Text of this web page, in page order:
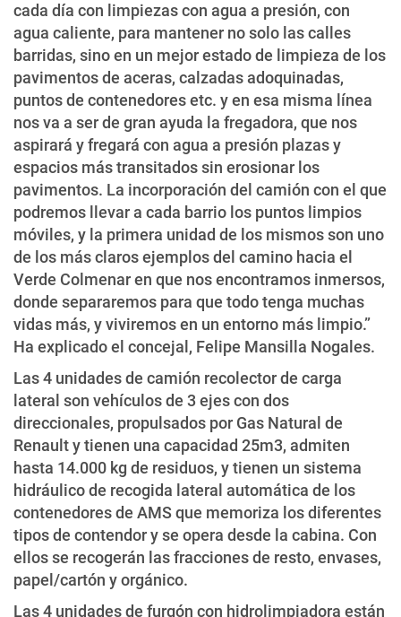
cada día con limpiezas con agua a presión, con
agua caliente, para mantener no solo las calles
barridas, sino en un mejor estado de limpieza de los
pavimentos de aceras, calzadas adoquinadas,
puntos de contenedores etc. y en esa misma línea
nos va a ser de gran ayuda la fregadora, que nos
aspirará y fregará con agua a presión plazas y
espacios más transitados sin erosionar los
pavimentos. La incorporación del camión con el que
podremos llevar a cada barrio los puntos limpios
móviles, y la primera unidad de los mismos son uno
de los más claros ejemplos del camino hacia el
Verde Colmenar en que nos encontramos inmersos,
donde separaremos para que todo tenga muchas
vidas más, y viviremos en un entorno más limpio.”
Ha explicado el concejal, Felipe Mansilla Nogales.
Las 4 unidades de camión recolector de carga
lateral son vehículos de 3 ejes con dos
direccionales, propulsados por Gas Natural de
Renault y tienen una capacidad 25m3, admiten
hasta 14.000 kg de residuos, y tienen un sistema
hidráulico de recogida lateral automática de los
contenedores de AMS que memoriza los diferentes
tipos de contendor y se opera desde la cabina. Con
ellos se recogerán las fracciones de resto, envases,
papel/cartón y orgánico.
Las 4 unidades de furgón con hidrolimpiadora están